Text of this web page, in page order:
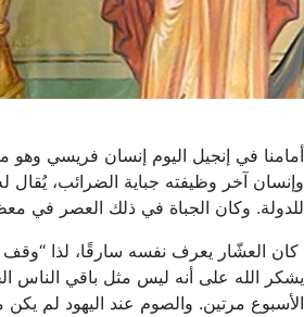
أمامنا في إنجيل اليوم إنسان فريسي وهو
وإنسان آخر وظيفته جباية الضرائب،
للدولة. وكان الجباة في ذلك العصر في
كان العشّار يعرف نفسه سارقًا، لذا “وقف
يشكر الله على أنه ليس مثل باقي الناس
الأسبوع مرتين. والصوم عند اليهود لم